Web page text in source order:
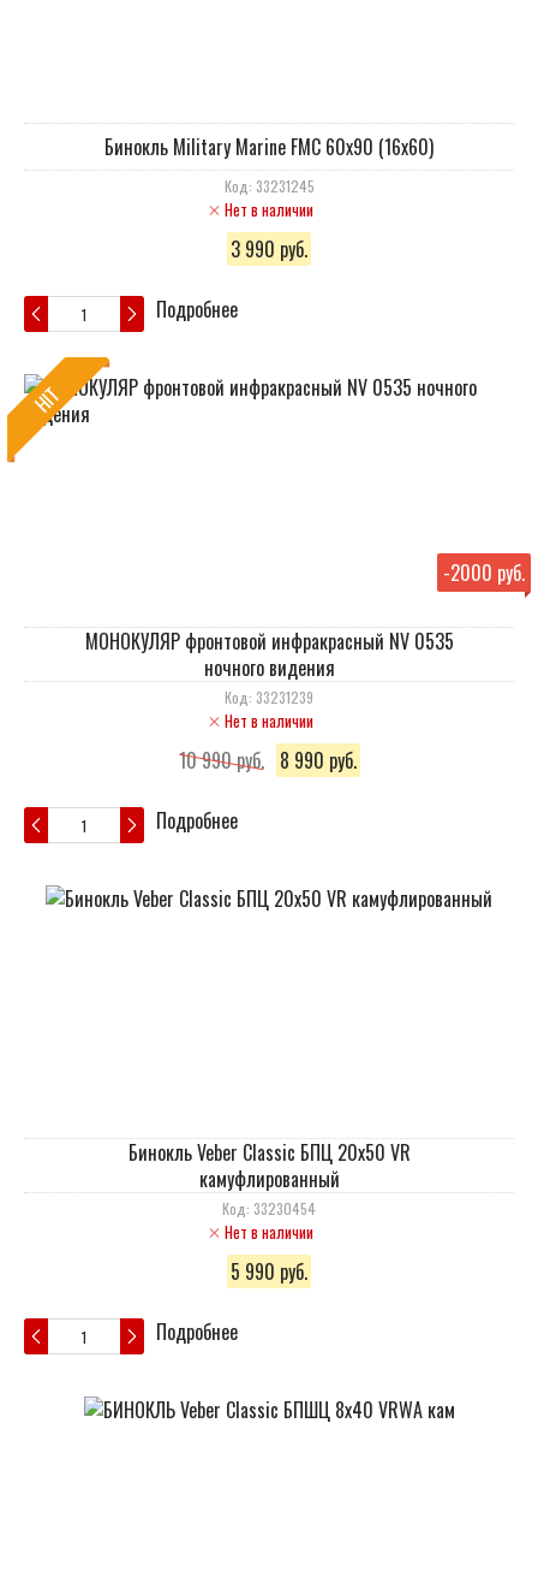
Бинокль Military Marine FMC 60х90 (16х60)
Код: 33231245
Нет в наличии
3 990 руб.
Подробнее
-2000 руб.
HIT
МОНОКУЛЯР фронтовой инфракрасный NV 0535
ночного видения
Код: 33231239
Нет в наличии
10 990 руб. 8 990 руб.
Подробнее
Бинокль Veber Classic БПЦ 20x50 VR
камуфлированный
Код: 33230454
Нет в наличии
5 990 руб.
Подробнее